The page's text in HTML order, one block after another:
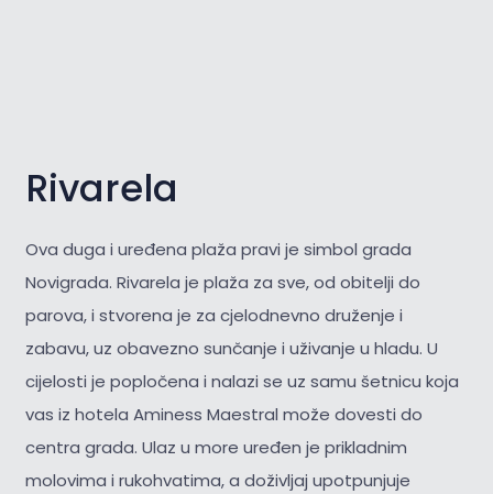
Rivarela
Ova duga i uređena plaža pravi je simbol grada
Novigrada. Rivarela je plaža za sve, od obitelji do
parova, i stvorena je za cjelodnevno druženje i
zabavu, uz obavezno sunčanje i uživanje u hladu. U
cijelosti je popločena i nalazi se uz samu šetnicu koja
vas iz hotela Aminess Maestral može dovesti do
centra grada. Ulaz u more uređen je prikladnim
molovima i rukohvatima, a doživljaj upotpunjuje